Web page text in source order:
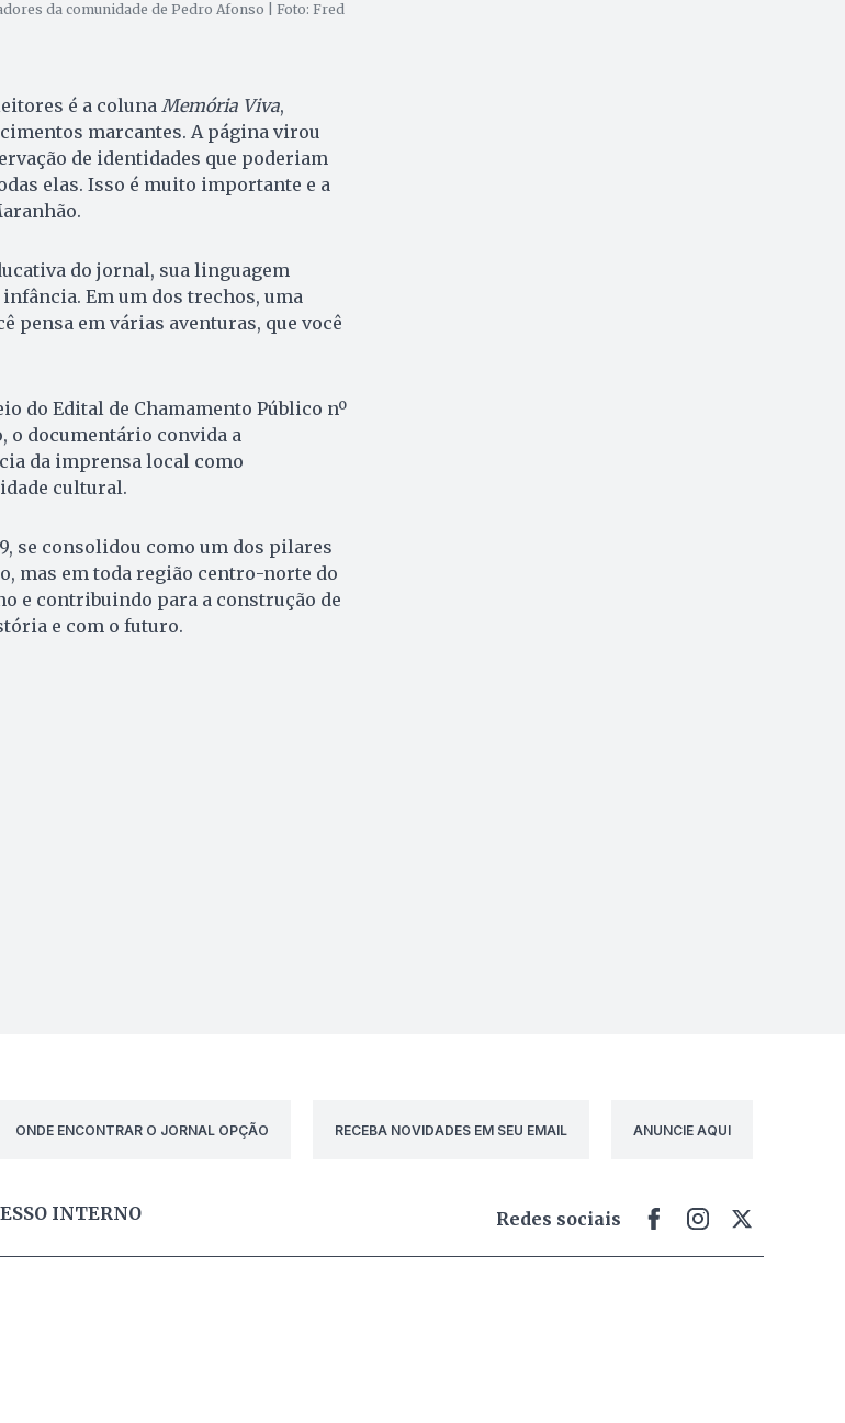
da comunidade de Pedro Afonso | Foto: Fred
é a colunaMemória Viva,
marcantes. A página virou
de identidades que poderiam
elas. Isso é muito importante e a
do jornal, sua linguagem
Em um dos trechos, uma
pensa em várias aventuras, que você
do Edital de Chamamento Público nº
o documentário convida a
da imprensa local como
cultural.
se consolidou como um dos pilares
mas em toda região centro-norte do
e contribuindo para a construção de
e com o futuro.
ONDE ENCONTRAR O JORNAL OPÇÃO
RECEBA NOVIDADES EM SEU EMAIL ANUNCIE AQUI
INTERNO Redes sociais